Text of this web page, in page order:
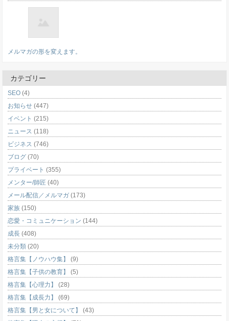
メルマガの形を変えます。
カテゴリー
SEO (4)
お知らせ (447)
イベント (215)
ニュース (118)
ビジネス (746)
ブログ (70)
プライベート (355)
メンター/師匠 (40)
メール配信／メルマガ (173)
家族 (150)
恋愛・コミュニケーション (144)
成長 (408)
未分類 (20)
格言集【ノウハウ集】
(9)
格言集【子供の教育】
(5)
格言集【心理力】
(28)
格言集【成長力】
(69)
格言集【男と女について】
(43)